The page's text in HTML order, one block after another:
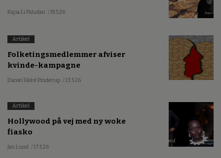
Kajsa Li Paludan / 19.5.26
Artikel
Folketingsmedlemmer afviser
kvinde-kampagne
Daniel Holst Pinderup / 13.5.26
Artikel
Hollywood på vej med ny woke
fiasko
Jan Lund / 17.5.26